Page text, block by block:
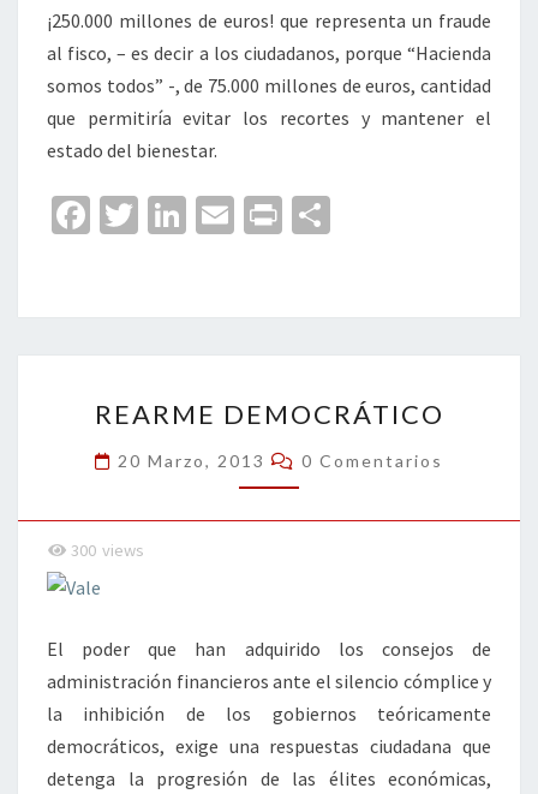
¡250.000 millones de euros! que representa un fraude
al fisco, – es decir a los ciudadanos, porque “Hacienda
somos todos” -, de 75.000 millones de euros, cantidad
que permitiría evitar los recortes y mantener el
estado del bienestar.
Fa
o
o
k
T
er
Li
dI
n
E
l
Pr
p
ar
tir
DEMOCRÁTICO
REARME DEMOCRÁTICO
20 Marzo, 2013 Comentarios
0 Comentarios
300 views
El poder que han adquirido los consejos de
administración financieros ante el silencio cómplice y
la inhibición de los gobiernos teóricamente
democráticos, exige una respuestas ciudadana que
detenga la progresión de las élites económicas,